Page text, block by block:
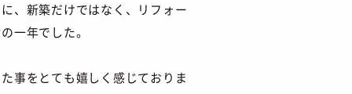
、新築だけではなく、リフォー
一年でした。
事をとても嬉しく感じておりま